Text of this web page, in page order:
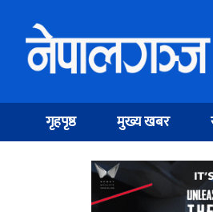
गृहपृष्ठ मुख्य खबर